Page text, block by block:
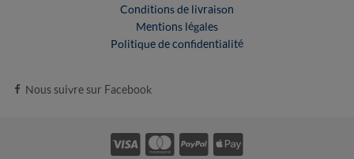
Conditions de livraison
Mentions légales
Politique de confidentialité
Nous suivre sur Facebook